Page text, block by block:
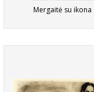
Mergaitė su ikona